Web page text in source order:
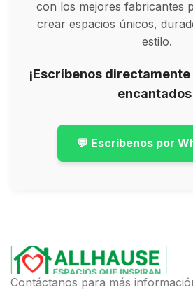
con los mejores fabricantes
crear espacios únicos,
estilo.
¡Escríbenos
💬 Escríbenos por
Contáctanos para más